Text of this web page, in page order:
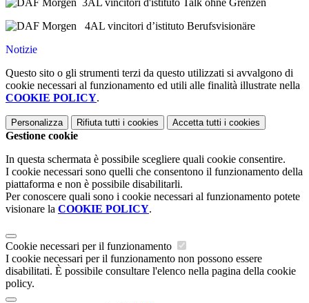
3AL vincitori d'istituto Talk ohne Grenzen
4AL vincitori d’istituto Berufsvisionäre
Notizie
Questo sito o gli strumenti terzi da questo utilizzati si avvalgono di
cookie necessari al funzionamento ed utili alle finalità illustrate nella
COOKIE POLICY.
Personalizza Rifiuta tutti i cookies Accetta tutti i cookies
Gestione cookie
In questa schermata è possibile scegliere quali cookie consentire.
I cookie necessari sono quelli che consentono il funzionamento della
piattaforma e non è possibile disabilitarli.
Per conoscere quali sono i cookie necessari al funzionamento potete
visionare la COOKIE POLICY.
Cookie necessari per il funzionamento
I cookie necessari per il funzionamento non possono essere
disabilitati. È possibile consultare l'elenco nella pagina della cookie
policy.